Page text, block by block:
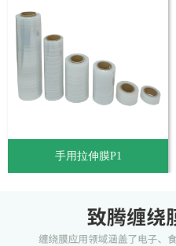
手用拉伸膜P1